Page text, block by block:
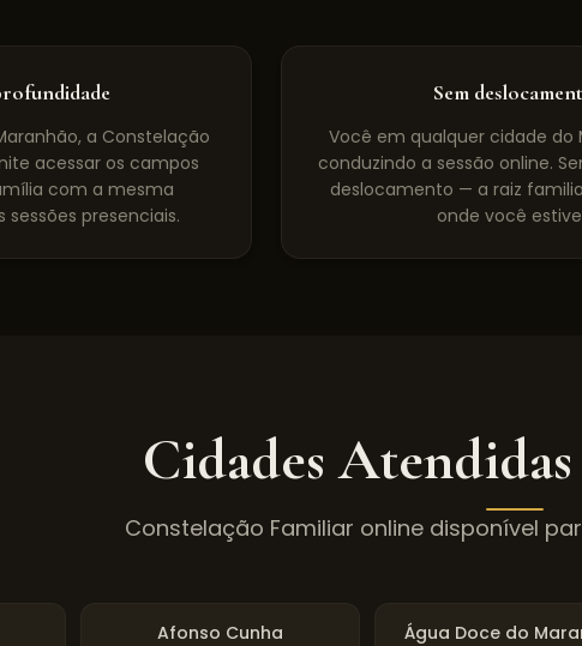
a Constelação
acessar os campos
com a mesma
presenciais.
Sem
Você em qualquer cidade do
conduzindo a sessão online.
deslocamento — a raiz
onde você
Cidades
Constelação Familiar online disponível
Afonso Cunha Água Doce do